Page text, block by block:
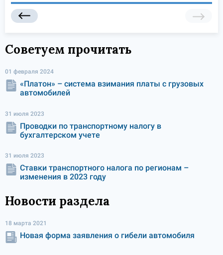
Советуем прочитать
01 февраля 2024
«Платон» – система взимания платы с грузовых
автомобилей
31 июля 2023
Проводки по транспортному налогу в
бухгалтерском учете
31 июля 2023
Ставки транспортного налога по регионам –
изменения в 2023 году
Новости раздела
18 марта 2021
Новая форма заявления о гибели автомобиля